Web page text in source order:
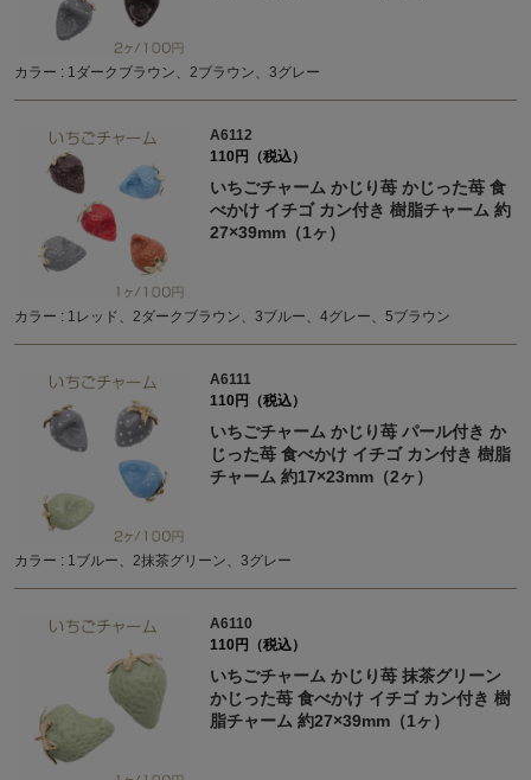
カラー : 1ダークブラウン、2ブラウン、3グレー
A6112
110円（税込）
いちごチャーム かじり苺 かじった苺 食
べかけ イチゴ カン付き 樹脂チャーム 約
27×39mm（1ヶ）
カラー : 1レッド、2ダークブラウン、3ブルー、4グレー、5ブラウン
A6111
110円（税込）
いちごチャーム かじり苺 パール付き か
じった苺 食べかけ イチゴ カン付き 樹脂
チャーム 約17×23mm（2ヶ）
カラー : 1ブルー、2抹茶グリーン、3グレー
A6110
110円（税込）
いちごチャーム かじり苺 抹茶グリーン
かじった苺 食べかけ イチゴ カン付き 樹
脂チャーム 約27×39mm（1ヶ）